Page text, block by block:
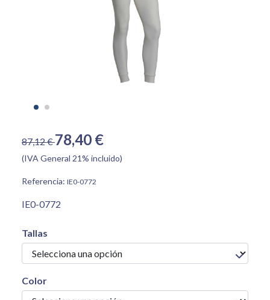
87,12 €78,40 €
(IVA General 21% incluido)
Referencia: IE0-0772
IE0-0772
Tallas
Color